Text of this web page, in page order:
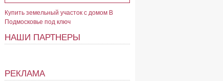
Купить земельный участок с домом В
Подмосковье под ключ
НАШИ ПАРТНЕРЫ
РЕКЛАМА